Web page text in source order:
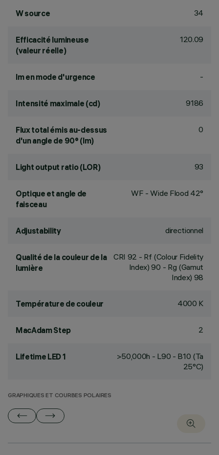
W source 34
Efficacité lumineuse
(valeur réelle)
120.09
lm en mode d'urgence -
Intensité maximale (cd) 9186
Flux total émis au-dessus
d'un angle de 90° (lm)
0
Light output ratio (LOR) 93
Optique et angle de
faisceau
WF - Wide Flood 42°
Adjustability directionnel
Qualité de la couleur de la
lumière
CRI 92 - Rf (Colour Fidelity
Index) 90 - Rg (Gamut
Index) 98
Température de couleur 4000 K
MacAdam Step 2
Lifetime LED 1
>50,000h - L90 - B10 (Ta
25°C)
GRAPHIQUES ET COURBES POLAIRES